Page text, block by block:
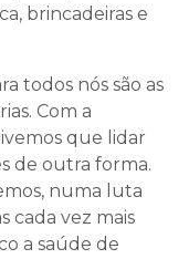
brincadeiras e
todos nós são as
Com a
que lidar
de outra forma.
numa luta
cada vez mais
a saúde de